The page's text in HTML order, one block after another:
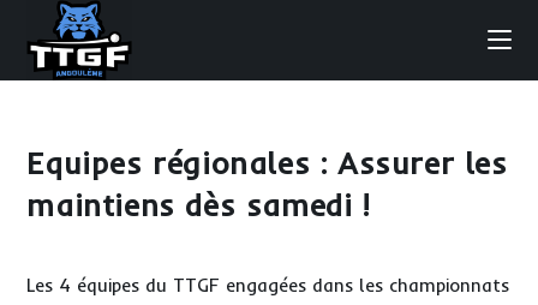
content
Equipes régionales : Assurer les
maintiens dès samedi !
Les 4 équipes du TTGF engagées dans les championnats